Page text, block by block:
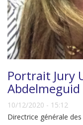
Portrait Jury
Abdelmeguid
10/12/2020 - 15:12
Directrice générale